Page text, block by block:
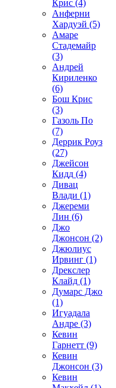
Крис (4)
Анферни
Xардуэй (5)
Амаре
Стадемайр
(3)
Андрей
Кириленко
(6)
Бош Крис
(3)
Газоль По
(7)
Деррик Роуз
(27)
Джейсон
Кидд (4)
Дивац
Влади (1)
Джереми
Лин (6)
Джо
Джонсон (2)
Джюлиус
Ирвинг (1)
Дрекслер
Клайд (1)
Думарс Джо
(1)
Игуадала
Андре (3)
Кевин
Гарнетт (9)
Кевин
Джонсон (3)
Кевин